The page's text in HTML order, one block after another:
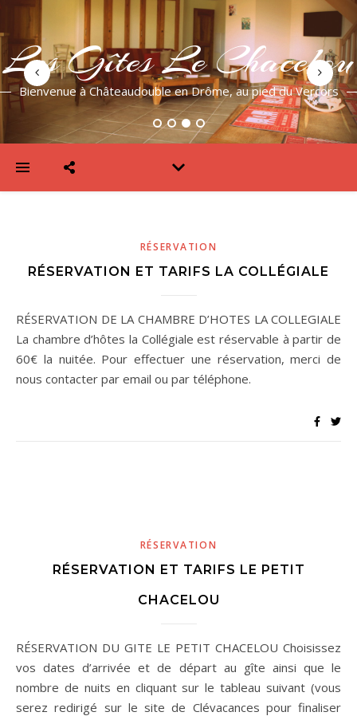
Les Gîtes Le Chacelou
Bienvenue à Châteaudouble en Drôme, au pied du Vercors
RÉSERVATION
RÉSERVATION ET TARIFS LA COLLÉGIALE
RÉSERVATION DE LA CHAMBRE D’HOTES LA COLLEGIALE
La chambre d’hôtes la Collégiale est réservable à partir de
60€ la nuitée. Pour effectuer une réservation, merci de
nous contacter par email ou par téléphone.
RÉSERVATION
RÉSERVATION ET TARIFS LE PETIT
CHACELOU
RÉSERVATION DU GITE LE PETIT CHACELOU Choisissez
vos dates d’arrivée et de départ au gîte ainsi que le
nombre de nuits en cliquant sur le tableau suivant (vous
serez redirigé sur le site de Clévacances pour finaliser